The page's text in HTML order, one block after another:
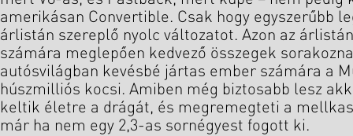
amerikásan Convertible. Csak hogy egyszerűbb
árlistán szereplő nyolc változatot. Azon az
számára meglepően kedvező összegek
autósvilágban kevésbé jártas ember számára a
húszmilliós kocsi. Amiben még biztosabb lesz
keltik életre a drágát, és megremegteti a
már ha nem egy 2,3-as sornégyest fogott ki.